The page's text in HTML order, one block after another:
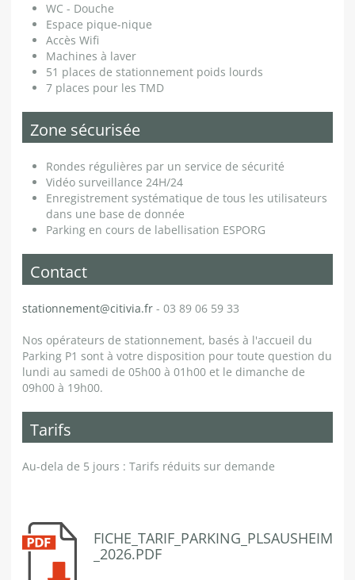
WC - Douche
Espace pique-nique
Accès Wifi
Machines à laver
51 places de stationnement poids lourds
7 places pour les TMD
Zone sécurisée
Rondes régulières par un service de sécurité
Vidéo surveillance 24H/24
Enregistrement systématique de tous les utilisateurs
dans une base de donnée
Parking en cours de labellisation ESPORG
Contact
stationnement@citivia.fr - 03 89 06 59 33
Nos opérateurs de stationnement, basés à l'accueil du
Parking P1 sont à votre disposition pour toute question du
lundi au samedi de 05h00 à 01h00 et le dimanche de
09h00 à 19h00.
Tarifs
Au-dela de 5 jours : Tarifs réduits sur demande
FICHE_TARIF_PARKING_PLSAUSHEIM
_2026.PDF